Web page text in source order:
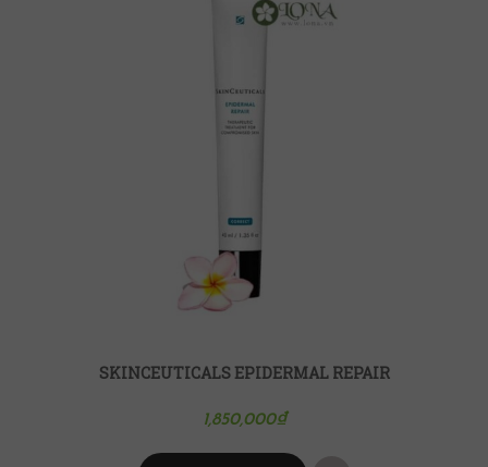
SKINCEUTICALS EPIDERMAL REPAIR
1,850,000₫